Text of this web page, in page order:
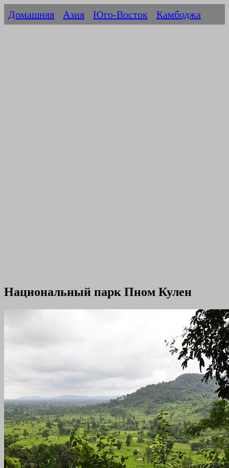
Домашняя Азия Юго-Восток Камбоджа
Национальный парк Пном Кулен